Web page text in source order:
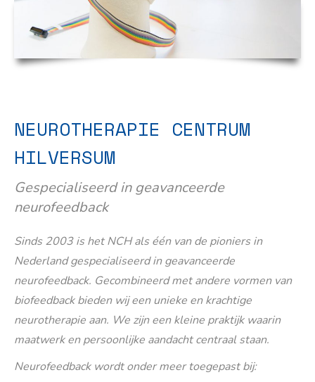
NEUROTHERAPIE CENTRUM
HILVERSUM
Gespecialiseerd in geavanceerde
neurofeedback
Sinds 2003 is het NCH als één van de pioniers in
Nederland gespecialiseerd in geavanceerde
neurofeedback. Gecombineerd met andere vormen van
biofeedback bieden wij een unieke en krachtige
neurotherapie aan. We zijn een kleine praktijk waarin
maatwerk en persoonlijke aandacht centraal staan.
Neurofeedback wordt onder meer toegepast bij: